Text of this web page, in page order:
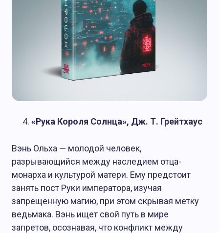
«Рука Короля Солнца», Дж. Т. Грейтхаус
Вэнь Ольха — молодой человек,
разрывающийся между наследием отца-
монарха и культурой матери. Ему предстоит
занять пост Руки императора, изучая
запрещенную магию, при этом скрывая метку
ведьмака. Вэнь ищет свой путь в мире
запретов, осознавая, что конфликт между